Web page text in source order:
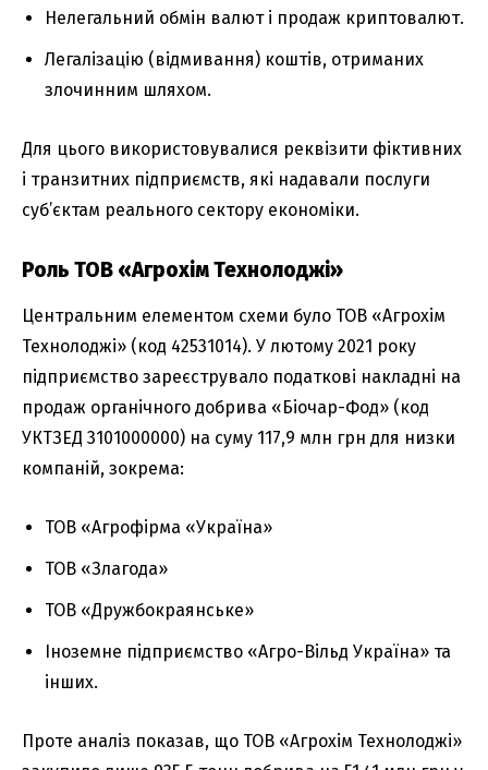
Нелегальний обмін валют і продаж криптовалют.
Легалізацію (відмивання) коштів, отриманих
злочинним шляхом.
Для цього використовувалися реквізити фіктивних
і транзитних підприємств, які надавали послуги
суб’єктам реального сектору економіки.
Роль ТОВ «Агрохім Технолоджі»
Центральним елементом схеми було ТОВ «Агрохім
Технолоджі» (код 42531014). У лютому 2021 року
підприємство зареєструвало податкові накладні на
продаж органічного добрива «Біочар-Фод» (код
УКТЗЕД 3101000000) на суму 117,9 млн грн для низки
компаній, зокрема:
ТОВ «Агрофірма «Україна»
ТОВ «Злагода»
ТОВ «Дружбокраянське»
Іноземне підприємство «Агро-Вільд Україна» та
інших.
Проте аналіз показав, що ТОВ «Агрохім Технолоджі»